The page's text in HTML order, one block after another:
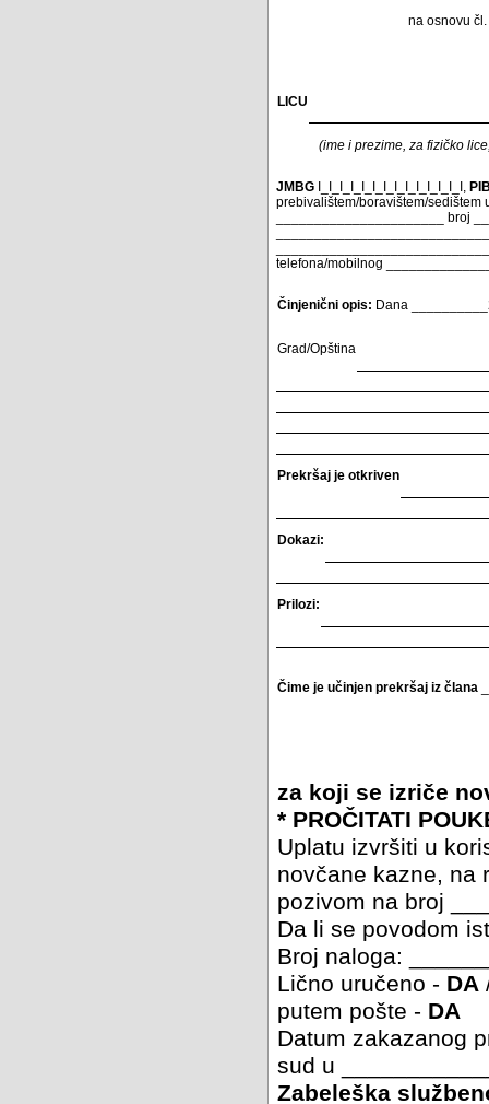
na osnovu
LICU
(ime i prezime, za fizičko
JMBG I_I_I_I_I_I_I_I_I_I_I_I_I_I,
prebivalištem/boravištem/
______________________ broj
telefona/mobilnog
Činjenični opis: Dana
Grad/Opština
Prekršaj je otkriven
Dokazi:
Prilozi:
Čime je učinjen prekršaj iz člana
za koji se izriče
* PROČITATI
Uplatu izvršiti u
novčane kazne, na
pozivom na broj
Da li se povodom
Broj naloga:
Lično uručeno - DA
putem pošte - DA
Datum zakazanog
sud u
Zabeleška